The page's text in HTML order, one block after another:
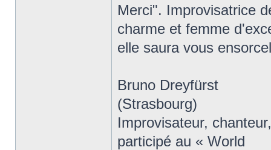
Merci". Improvisatrice
charme et femme
elle saura vous
Bruno Dreyfürst
(Strasbourg)
Improvisateur,
participé au « World